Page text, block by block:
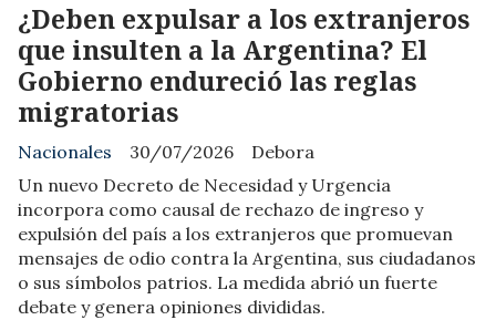
¿Deben expulsar a los extranjeros
que insulten a la Argentina? El
Gobierno endureció las reglas
migratorias
Debora
Nacionales
30/07/2026
Un nuevo Decreto de Necesidad y Urgencia
incorpora como causal de rechazo de ingreso y
expulsión del país a los extranjeros que promuevan
mensajes de odio contra la Argentina, sus ciudadanos
o sus símbolos patrios. La medida abrió un fuerte
debate y genera opiniones divididas.